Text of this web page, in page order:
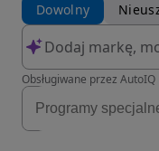
Dowolny
Obsługiwane przez AutoIQ